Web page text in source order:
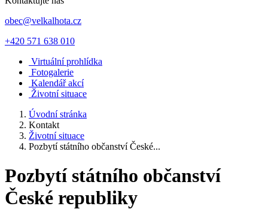
obec@velkalhota.cz
+420 571 638 010
Virtuální prohlídka
Fotogalerie
Kalendář akcí
Životní situace
Úvodní stránka
Kontakt
Životní situace
Pozbytí státního občanství České...
Pozbytí státního občanství
České republiky